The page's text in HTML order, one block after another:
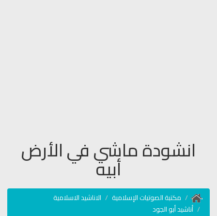
انشودة ماشي في الأرض
أبيه
مكتبة الصوتيات الإسلامية
الاناشيد الاسلامية
أناشيد أبو الجود